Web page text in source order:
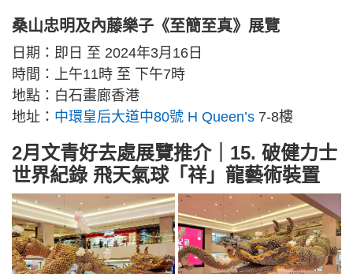
桑山忠明及內藤樂子《至簡至真》展覽
日期：即日 至 2024年3月16日
時間：上午11時 至 下午7時
地點：白石畫廊香港
地址： 中環皇后大道中80號 H Queen’s 7-8樓
2月文青好去處展覽推介｜15. 破健力士
世界紀錄 飛天氣球「祥」龍藝術裝置